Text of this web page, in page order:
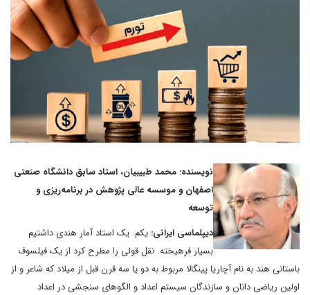
نویسنده: محمد طبیبیان، استاد سابق دانشگاه صنعتی
اصفهان و موسسه عالی پژوهش در برنامه‌ریزی و
توسعه
دیپلماسی ایرانی: یکم. یک استاد آمار هندی داشتیم
بسیار فرهیخته. نقل قولی را مطرح کرد از یک فیلسوف
باستانی هند به نام آچاریا پینگالا مربوط به دو یا سه قرن قبل از میلاد که شاعر و از
اولین ریاضی دانان و سازندگان سیستم اعداد و الگوهای سنجشی در اعداد